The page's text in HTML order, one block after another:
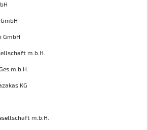
GmbH
m.b.H.
KG
m.b.H.